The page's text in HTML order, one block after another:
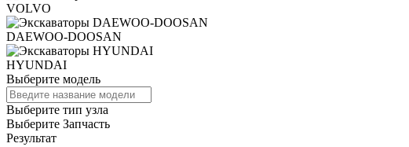
VOLVO
DAEWOO-DOOSAN
HYUNDAI
Выберите модель
Выберите тип узла
Выберите Запчасть
Результат